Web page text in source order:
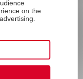
on the